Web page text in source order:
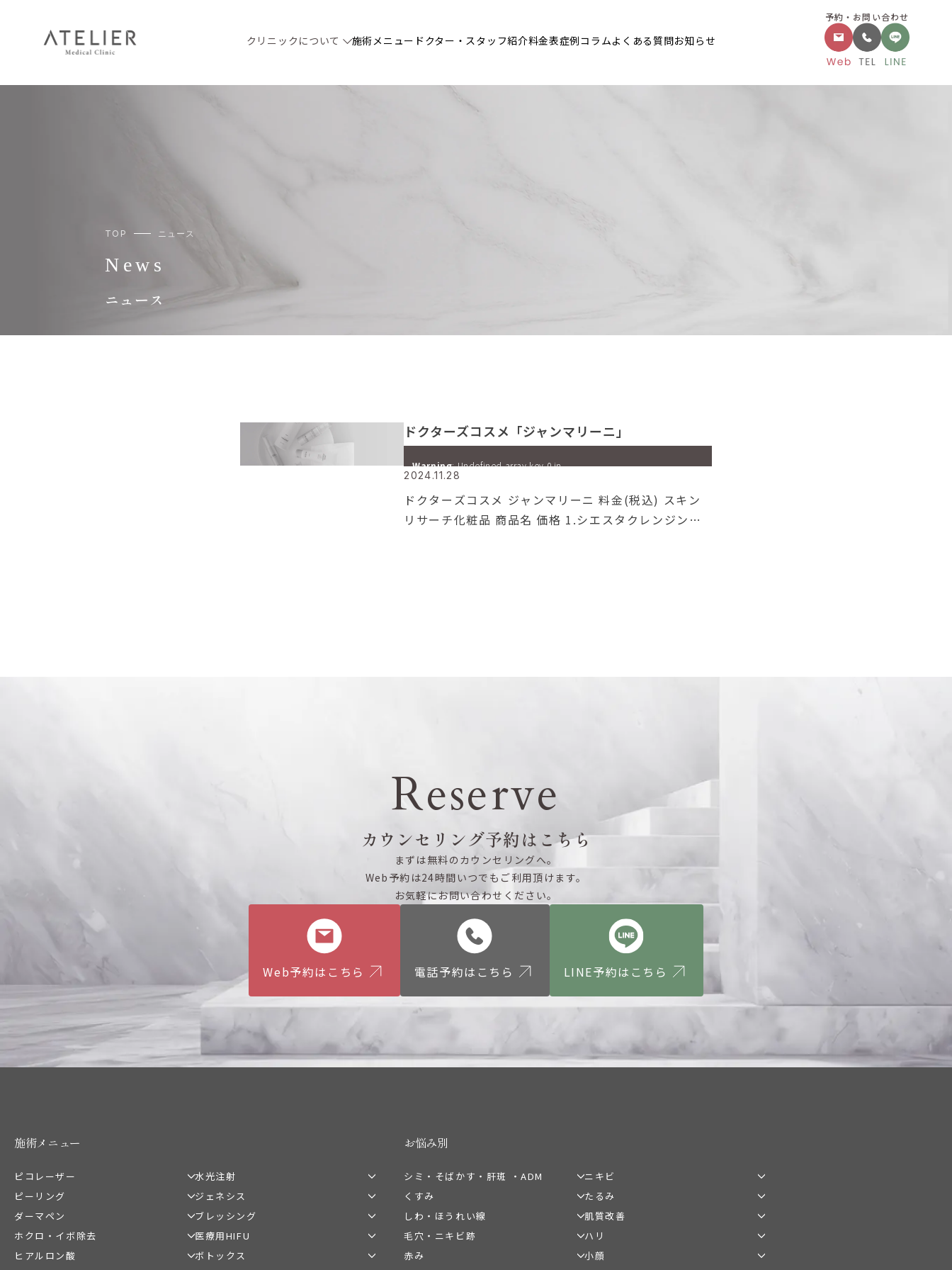
クリニックについて 施術メニュー ドクター・スタッフ紹介料金表症例コラムよくある質問お知らせ
予約・お問い合わせ
TOP ニュース
News
ニュース
ドクターズコスメ「ジャンマリーニ」
Warning: Undefined array key 0 in
/home/amc/atelierclinic.jp/public_html/wp-
: Attempt to read property "cat_name" on null in
/home/amc/atelierclinic.jp/public_html/wp-
2024.11.28
ドクターズコスメ ジャンマリーニ 料金(税込) スキン
リサーチ化粧品 商品名 価格 1.シエスタクレンジング
Reserve
カウンセリング予約はこちら
まずは無料のカウンセリングへ。
Web予約は24時間いつでもご利用頂けます。
お気軽にお問い合わせください。
Web予約はこちら 電話予約はこちら LINE予約はこちら
施術メニュー
ピコレーザー
ピコレーザー
ピコスポット
ピコトーニング
ピコフラクショナル
水光注射
プルリアル水光注射
ピーリング
ピーリング
ハイドラフェイシャル
ジェネシス
ジェネシスレーザー
ダーマペン
ブレッシング
ブレッシング
ホクロ・イボ除去
ほくろ除去・イボ除去
医療用HIFU
ウルトラセルQプラス
ヒアルロン酸
ボトックス
お悩み別
シミ・そばかす・肝斑 ・ADM
ピコスポット
ピコトーニング
ピーリング
高濃度ビタミンC点滴
ニキビ
ピコフラクショナル
プルリアル水光注射
ブレッシング
ピーリング
くすみ
ピコレーザー
ピコトーニング
プルリアル水光注射
たるみ
ピコフラクショナル
ウルトラセルQプラス
ウルトラセルZi
しわ・ほうれい線
ピコフラクショナル
ジェネシスレーザー
肌質改善
ピコトーニング
ピコフラクショナル
毛穴・ニキビ跡
ピコレーザー
ハリ
ピコレーザー
赤み
小顔